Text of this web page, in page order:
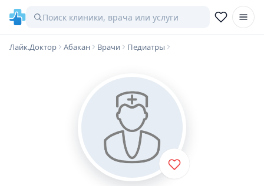
Лайк.Доктор Абакан Врачи Педиатры